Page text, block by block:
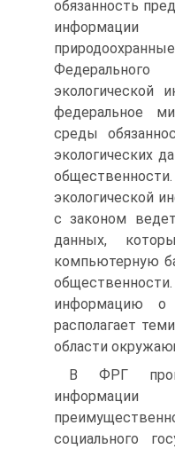
обязанность
экологической
федеральное
среды
экологических
общественности.
экологической
с законом
данных,
компьютерную
информацию о
располагает
области
B ФРГ
социального